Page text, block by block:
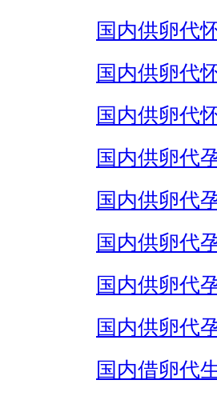
国内供卵代
国内供卵代
国内供卵代
国内供卵代
国内供卵代
国内供卵代
国内供卵代
国内供卵代
国内借卵代